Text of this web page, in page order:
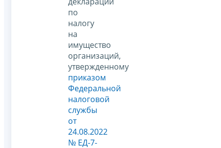
по
налогу
на
имущество
организаций,
утвержденному
приказом
Федеральной
налоговой
службы
от
24.08.2022
№ ЕД-7-